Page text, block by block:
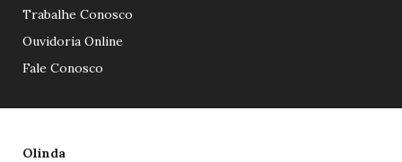
Trabalhe Conosco
Ouvidoria Online
Fale Conosco
Olinda